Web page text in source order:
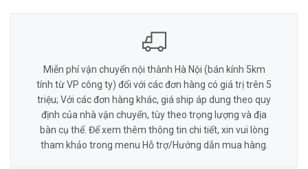
Miễn phí vận chuyển nội thành Hà Nội (bán kính 5km
tính từ VP công ty) đối với các đơn hàng có giá trị trên 5
triệu; Với các đơn hàng khác, giá ship áp dung theo quy
định của nhà vận chuyển, tùy theo trọng lượng và địa
bàn cụ thể. Để xem thêm thông tin chi tiết, xin vui lòng
tham khảo trong menu Hỗ trợ/Hướng dẫn mua hàng.